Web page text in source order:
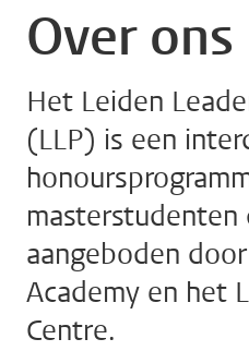
Over ons
Het Leiden
(LLP) is een
aangeboden
Academy en het
Centre.